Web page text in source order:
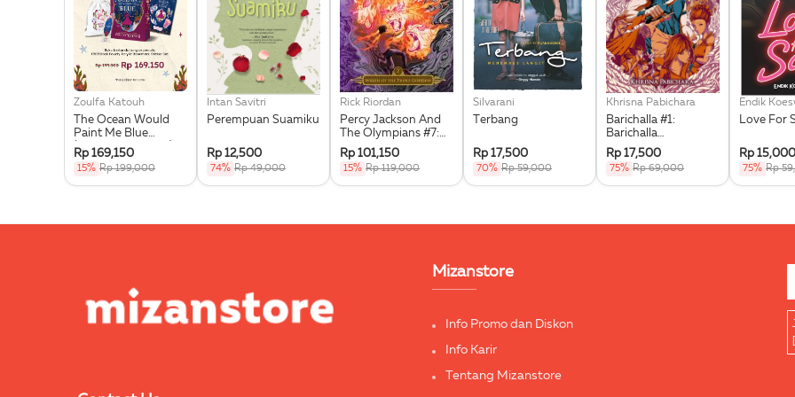
Zoulfa Katouh
The Ocean Would
Paint Me Blue
(Illustration Edges) -
Exclusive Pre Order +
Acrylic Bookmark,
Pouch & Sticker Set
Rp 169,150
15% Rp 199,000
Intan Savitri
Perempuan Suamiku
Rp 12,500
74% Rp 49,000
Rick Riordan
Percy Jackson And
The Olympians #7:
Wrath Of The Triple
Goddess
Rp 101,150
15% Rp 119,000
Silvarani
Terbang
Rp 17,500
70% Rp 59,000
Khrisna Pabichara
Barichalla #1:
Barichalla
Penunggang Kuda
Terbang
Rp 17,500
75% Rp 69,000
Endik
Love For
Rp 15,000
75% Rp
Mizanstore
Info Promo dan Diskon
Info Karir
Tentang Mizanstore